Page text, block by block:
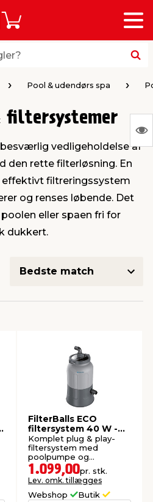
Indkøbskurv
Menu
Pool & udendørs spa
filtersystemer
vedligeholdelse af
den rette filterløsning. En
filtreringssystem
og renses løbende. Det
eller spaen fri for
dukkert.
FilterBalls ECO
filtersystem 40 W -
Swim & Fun
Komplet plug & play-
filtersystem med
poolpumpe og
filterbolde for effektiv
vandfiltrering.
1.099,00pr. stk.
Lev. omk. tillægges
Webshop Butik